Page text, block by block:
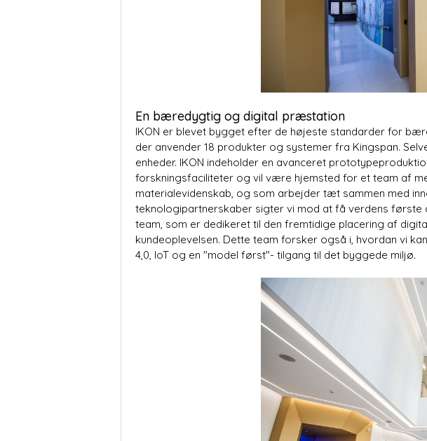
En bæredygtig og digital præstation
IKON er blevet bygget efter de højeste standarder for
der anvender 18 produkter og systemer fra Kingspan.
enheder. IKON indeholder en avanceret
forskningsfaciliteter og vil være hjemsted for et team af
materialevidenskab, og som arbejder tæt sammen med
teknologipartnerskaber sigter vi mod at få verdens
team, som er dedikeret til den fremtidige placering af
kundeoplevelsen. Dette team forsker også i, hvordan vi
4,0, IoT og en "model først"- tilgang til det byggede miljø.